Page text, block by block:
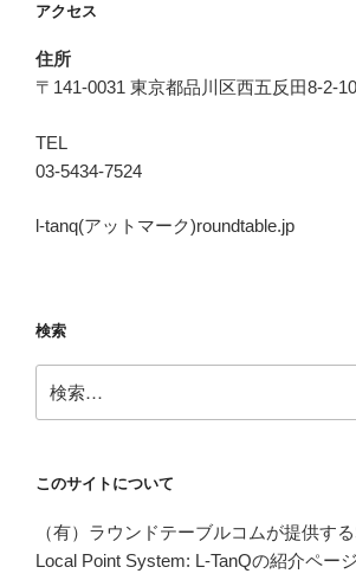
アクセス
住所
〒141-0031 東京都品川区西五反田8-2-
TEL
03-5434-7524
l-tanq(アットマーク)roundtable.jp
検索
索:
このサイトについて
（有）ラウンドテーブルコムが提供す
Local Point System: L-TanQの紹介ページ